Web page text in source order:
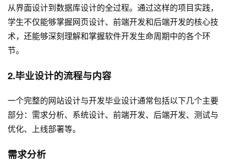
从界面设计到数据库设计的全过程。通过这样的项目实践，
学生不仅能够掌握网页设计、前端开发和后端开发的核心技
术，还能够深刻理解和掌握软件开发生命周期中的各个环
节。
2.毕业设计的流程与内容
一个完整的网站设计与开发毕业设计通常包括以下几个主要
部分：需求分析、系统设计、前端开发、后端开发、测试与
优化、上线部署等。
需求分析